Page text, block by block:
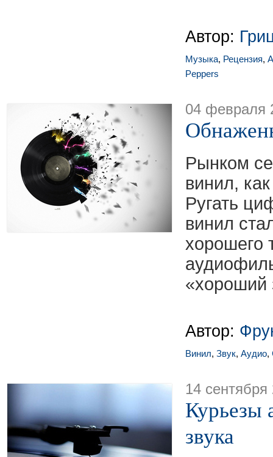
Автор:
Музыка, Рецензия,
Peppers
04 февраля
Рынком
винил,
Ругать
винил
хорошего
«хороший
Автор:
Винил, Звук, Аудио,
14 сентября
Курьезы
звука